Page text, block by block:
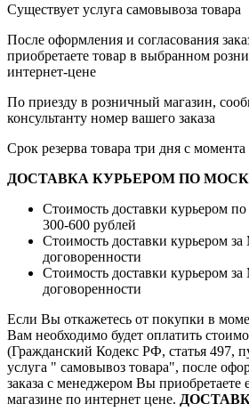
Существует услуга самовывоза товара
После оформления и согласования
приобретаете товар в выбранном
интернет-цене
По приезду в розничный магазин,
консультанту номер вашего заказа
Срок резерва товара три дня с момента
ДОСТАВКА КУРЬЕРОМ ПО
Стоимость доставки курьером
300-600 рублей
Стоимость доставки курьером
договоренности
Стоимость доставки курьером
договоренности
Если Вы откажетесь от покупки в
Вам необходимо будет оплатить
(Гражданский Кодекс РФ, статья 497,
услуга " самовывоз товара", после
заказа с менеджером Вы приобретаете
магазине по интернет цене.